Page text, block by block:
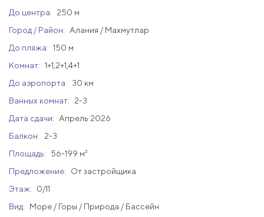
До центра:
250 м
Город / Район:
Алания / Махмутлар
До пляжа: 150 м
Комнат: 1+1,2+1,4+1
До аэропорта:
30 км
Ванных комнат:
2-3
Дата сдачи:
Апрель 2026
Балкон:
2-3
Площадь:
56-199 м²
Предложение:
От застройщика
Этаж:
0/11
Вид:
Море / Горы / Природа / Бассейн